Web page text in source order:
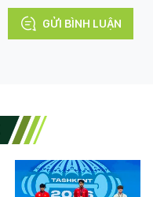
GỬI BÌNH LUẬN